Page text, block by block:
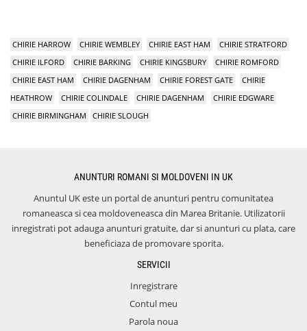
CHIRIE HARROW CHIRIE WEMBLEY CHIRIE EAST HAM
CHIRIE STRATFORD
CHIRIE ILFORD
CHIRIE BARKING CHIRIE KINGSBURY
CHIRIE ROMFORD
CHIRIE EAST HAM
CHIRIE DAGENHAM CHIRIE FOREST GATE
CHIRIE
HEATHROW
CHIRIE COLINDALE CHIRIE DAGENHAM
CHIRIE EDGWARE
CHIRIE BIRMINGHAM
CHIRIE SLOUGH
ANUNTURI ROMANI SI MOLDOVENI IN UK
Anuntul UK este un portal de anunturi pentru comunitatea
romaneasca si cea moldoveneasca din Marea Britanie. Utilizatorii
inregistrati pot adauga anunturi gratuite, dar si anunturi cu plata, care
beneficiaza de promovare sporita.
SERVICII
Inregistrare
Contul meu
Parola noua